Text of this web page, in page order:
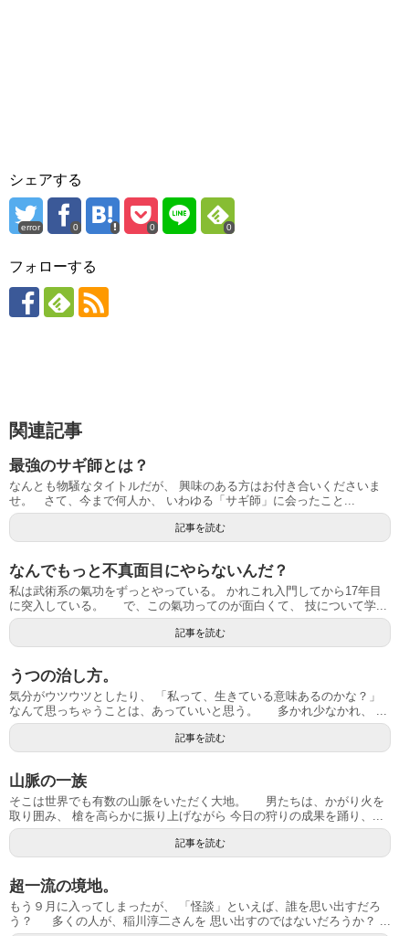
シェアする
error 0 0 0
フォローする
関連記事
最強のサギ師とは？
なんとも物騒なタイトルだが、 興味のある方はお付き合いくださいま
せ。 ㅤ ㅤ さて、今まで何人か、 いわゆる「サギ師」に会ったこと...
記事を読む
なんでもっと不真面目にやらないんだ？
私は武術系の氣功をずっとやっている。 かれこれ入門してから17年目
に突入している。 で、この氣功ってのが面白くて、 技について学...
記事を読む
うつの治し方。
気分がウツウツとしたり、 「私って、生きている意味あるのかな？」
なんて思っちゃうことは、あっていいと思う。 多かれ少なかれ、 ...
記事を読む
山脈の一族
そこは世界でも有数の山脈をいただく大地。 男たちは、かがり火を
取り囲み、 槍を高らかに振り上げながら 今日の狩りの成果を踊り、...
記事を読む
超一流の境地。
もう９月に入ってしまったが、 「怪談」といえば、誰を思い出すだろ
う？ 多くの人が、稲川淳二さんを 思い出すのではないだろうか？ ...